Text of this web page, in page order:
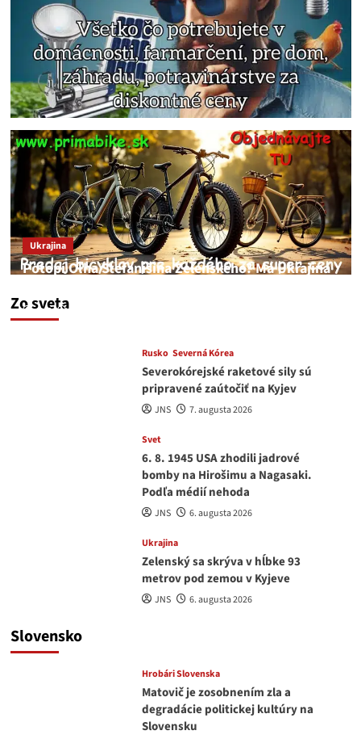
Zo sveta
Ukrajina
Potopí Oľha Stefanišina Zelenského? Má Ukrajina
JNS
Rusko Severná Kórea
Severokórejské raketové sily sú
pripravené zaútočiť na Kyjev
JNS 7. augusta 2026
Svet
6. 8. 1945 USA zhodili jadrové
bomby na Hirošimu a Nagasaki.
Podľa médií nehoda
JNS 6. augusta 2026
Ukrajina
Zelenský sa skrýva v hĺbke 93
metrov pod zemou v Kyjeve
JNS 6. augusta 2026
Slovensko
Hrobári Slovenska
Matovič je zosobnením zla a
degradácie politickej kultúry na
Slovensku